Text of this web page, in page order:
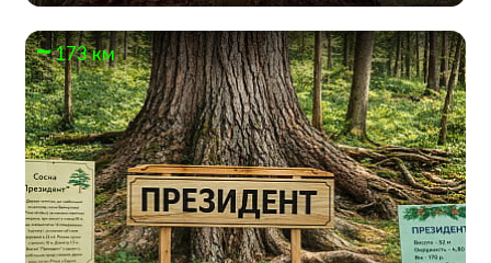
173 км